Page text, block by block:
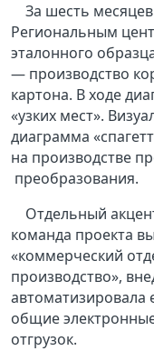
За шесть
Региональным
эталонного
— производство
картона. В ходе
«узких мест».
диаграмма
на производстве
преобразования.
Отдельный
команда проекта
«коммерческий
производство»,
автоматизировала
общие
отгрузок.